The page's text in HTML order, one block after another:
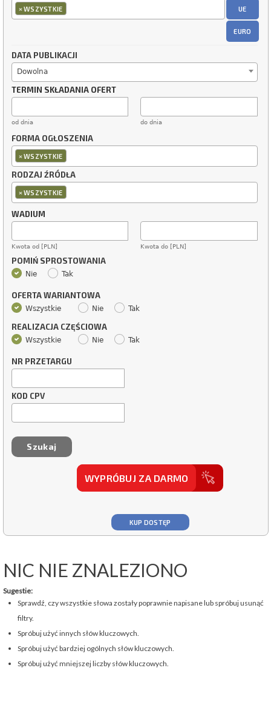
×WSZYSTKIE UE
EURO
DATA PUBLIKACJI
Dowolna
TERMIN SKŁADANIA OFERT
od dnia do dnia
FORMA OGŁOSZENIA
×WSZYSTKIE
RODZAJ ŹRÓDŁA
×WSZYSTKIE
WADIUM
Kwota od [PLN] Kwota do [PLN]
POMIŃ SPROSTOWANIA
Nie Tak
OFERTA WARIANTOWA
Wszystkie Nie Tak
REALIZACJA CZĘŚCIOWA
Wszystkie Nie Tak
NR PRZETARGU
KOD CPV
WYPRÓBUJ ZA DARMO
KUP DOSTĘP
NIC NIE ZNALEZIONO
Sugestie:
Sprawdź, czy wszystkie słowa zostały poprawnie napisane lub spróbuj usunąć
filtry.
Spróbuj użyć innych słów kluczowych.
Spróbuj użyć bardziej ogólnych słów kluczowych.
Spróbuj użyć mniejszej liczby słów kluczowych.